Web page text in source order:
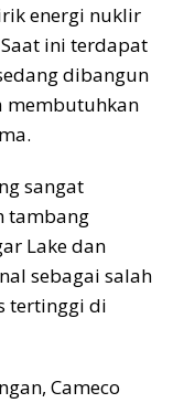
energi nuklir
ini terdapat
dibangun
membutuhkan
sangat
tambang
Lake dan
sebagai salah
tertinggi di
Cameco